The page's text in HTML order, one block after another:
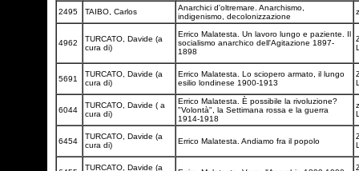
2495 TAIBO, Carlos
Anarchici d'oltremare. Anarchismo,
indigenismo, decolonizzazione
4962
TURCATO, Davide (a
cura di)
Errico Malatesta. Un lavoro lungo e paziente. Il
socialismo anarchico dell'Agitazione 1897-
1898
5691
TURCATO, Davide (a
cura di)
Errico Malatesta. Lo sciopero armato, il lungo
esilio londinese 1900-1913
6044
TURCATO, Davide ( a
cura di)
Errico Malatesta. È possibile la rivoluzione?
"Volontà", la Settimana rossa e la guerra
1914-1918
6454
TURCATO, Davide (a
cura di)
Errico Malatesta. Andiamo fra il popolo
TURCATO, Davide (a